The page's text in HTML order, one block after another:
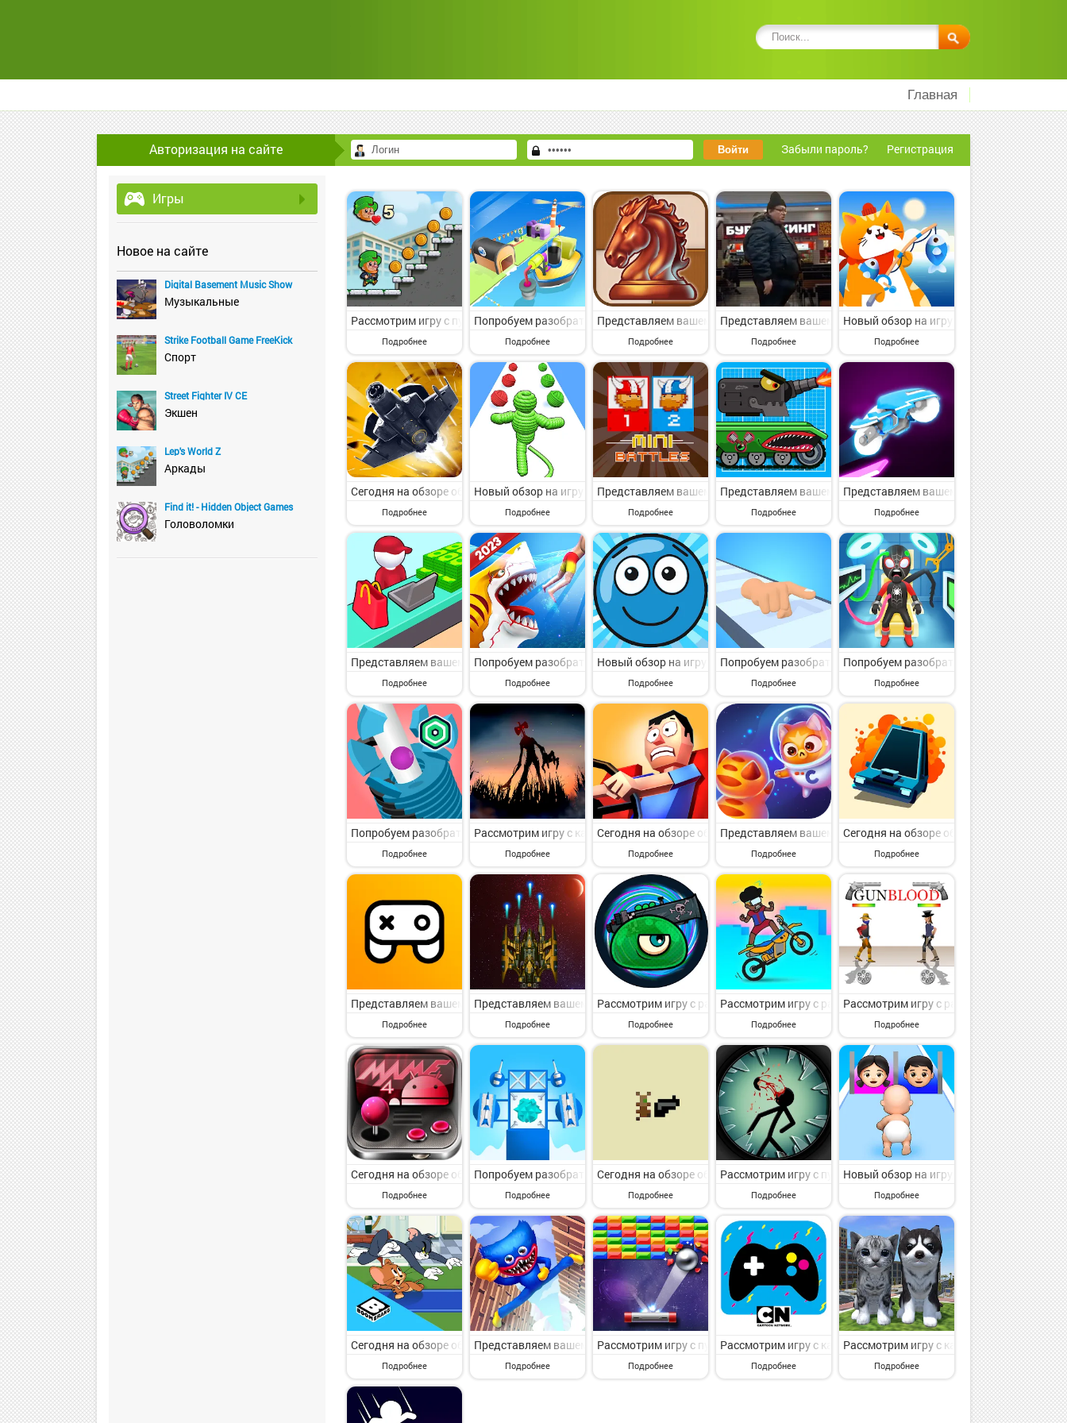
Главная
Авторизация на сайте Забыли пароль? Регистрация
Игры
Новое на сайте
Digital Basement Music Show
Музыкальные
Strike Football Game FreeKick
Спорт
Street Fighter IV CE
Экшен
Lep's World Z
Аркады
Find it! - Hidden Object Games
Головоломки
Рассмотрим игру с пункта меню Аркады. Lep's World Z от популярного коллектива nerByte GmbH. Lep's World Z - увлекательная
Подробнее
Попробуем разобрать игру с категории Аркады. Oil Master: Sea Extraction от известного разработчика Midnite
Подробнее
Представляем вашему вниманию игру с категории Аркады. Chess - Online Game Hall от
Подробнее
Представляем вашему вниманию игру с категории Аркады.
Подробнее
Новый обзор на игру с категории
Подробнее
Сегодня на обзоре обсудим игру с категории Аркады. Sky Force Reloaded от популярного автора Infinite Dreams. Sky Force Reloaded -
Подробнее
Новый обзор на игру с раздела Аркады. Rope-Man Run от известного автора Supersonic Studios LTD. Rope-
Подробнее
Представляем вашему вниманию игру с категории Аркады. 12 MiniBattles - Two Players
Подробнее
Представляем вашему вниманию игру с раздела Аркады.
Подробнее
Представляем вашему вниманию игру с
Подробнее
Представляем вашему вниманию игру с категории Аркады. My Mini Mall: Mart Tycoon Game от известного автора Playspare. My Mini
Подробнее
Попробуем разобрать игру с раздела Аркады. Double Head Shark Attack PVP от популярного разработчика
Подробнее
Новый обзор на игру с пункта меню Аркады. Bounce Ball 4: Red Season 4 от классного
Подробнее
Попробуем разобрать игру с раздела Аркады. Dirty Finger 3D от
Подробнее
Попробуем разобрать игру с пункта
Подробнее
Попробуем разобрать игру с пункта меню Аркады. Havok Ball Robux Roblominer от популярного разработчика Exosyphen Studios.
Подробнее
Рассмотрим игру с категории Аркады. Scary Head Field от известного разработчика Moustache Banana. Scary
Подробнее
Сегодня на обзоре обсудим игру с раздела Аркады. Faily Brakes от толкового
Подробнее
Представляем вашему вниманию игру с категории Аркады.
Подробнее
Сегодня на обзоре обсудим игру с
Подробнее
Представляем вашему вниманию игру с пункта меню Аркады. Mini Arcade - Two player games от нового коллектива Mini Game Apps
Подробнее
Представляем вашему вниманию игру с раздела Аркады. Игры без интернета Galaxy от известного
Подробнее
Рассмотрим игру с раздела Аркады. Green Bubble от известного разработчика Game-
Подробнее
Рассмотрим игру с раздела Аркады. Summer Wheelie от
Подробнее
Рассмотрим игру с раздела Аркады.
Подробнее
Сегодня на обзоре обсудим игру с пункта меню Аркады. MAME4droid (0.139u1) от нового издателя Seleuco. MAME4droid (0.139u1) -
Подробнее
Попробуем разобрать игру с раздела Аркады. Sentry Tower от известного коллектива Hoopsly FZE. Sentry
Подробнее
Сегодня на обзоре обсудим игру с пункта меню Аркады. Vadim the Cockroach от
Подробнее
Рассмотрим игру с пункта меню Аркады. Optical Inquisitor 17+ от
Подробнее
Новый обзор на игру с категории
Подробнее
Сегодня на обзоре обсудим игру с раздела Аркады. Tom & Jerry: Mouse Maze от толкового автора GlobalFun Games. Tom & Jerry: Mouse
Подробнее
Представляем вашему вниманию игру с категории Аркады. Stretch Legs: Jump King от известного коллектива
Подробнее
Рассмотрим игру с пункта меню Аркады. Brick Breaker Star: Space King от крутого
Подробнее
Рассмотрим игру с категории Аркады. Cartoon Network GameBox
Подробнее
Рассмотрим игру с категории Аркады.
Подробнее